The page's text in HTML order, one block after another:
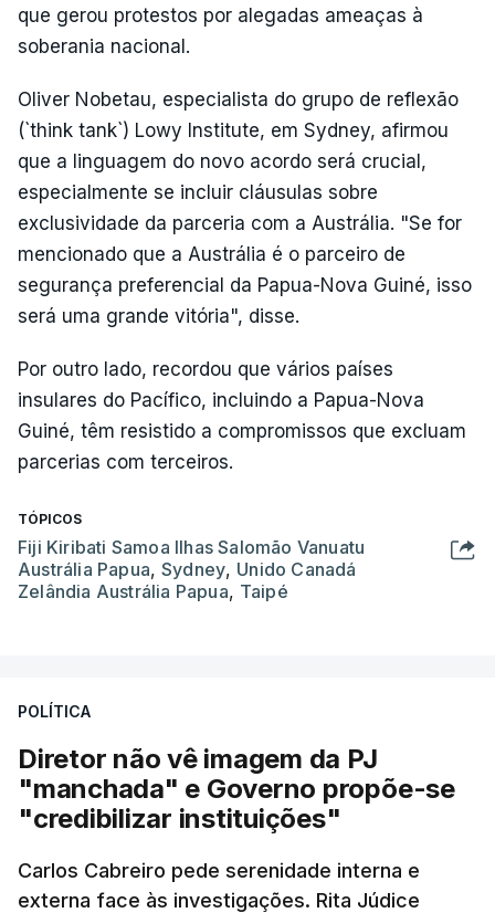
que gerou protestos por alegadas ameaças à
soberania nacional.
Oliver Nobetau, especialista do grupo de reflexão
(`think tank`) Lowy Institute, em Sydney, afirmou
que a linguagem do novo acordo será crucial,
especialmente se incluir cláusulas sobre
exclusividade da parceria com a Austrália. "Se for
mencionado que a Austrália é o parceiro de
segurança preferencial da Papua-Nova Guiné, isso
será uma grande vitória", disse.
Por outro lado, recordou que vários países
insulares do Pacífico, incluindo a Papua-Nova
Guiné, têm resistido a compromissos que excluam
parcerias com terceiros.
TÓPICOS
Fiji Kiribati Samoa Ilhas Salomão Vanuatu
Austrália Papua, Sydney, Unido Canadá
Zelândia Austrália Papua, Taipé
POLÍTICA
Diretor não vê imagem da PJ
"manchada" e Governo propõe-se
"credibilizar instituições"
Carlos Cabreiro pede serenidade interna e
externa face às investigações. Rita Júdice